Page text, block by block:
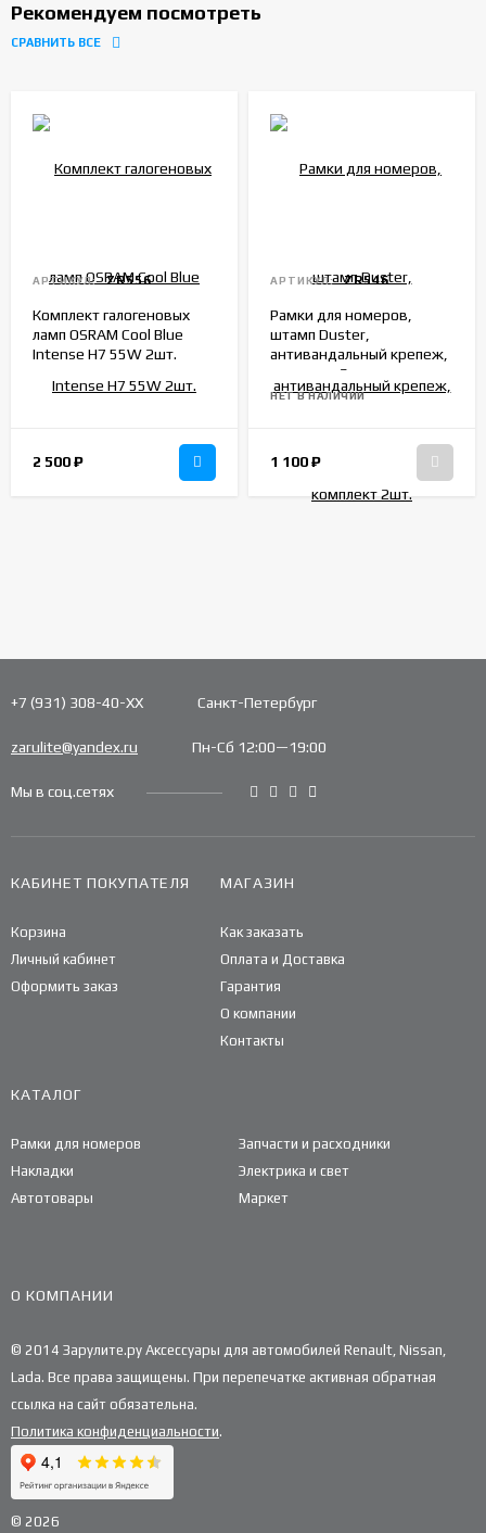
Рекомендуем посмотреть
СРАВНИТЬ ВСЕ
АРТИКУЛ: ZR556
Комплект галогеновых
ламп OSRAM Cool Blue
Intense H7 55W 2шт.
2 500₽
АРТИКУЛ: ZR546
Рамки для номеров,
штамп Duster,
антивандальный крепеж,
комплект 2шт.
нержавеющая сталь
НЕТ В НАЛИЧИИ
1 100₽
+7 (931) 308-40-ХХ Санкт-Петербург
zarulite@yandex.ru Пн-Сб 12:00—19:00
Мы в соц.сетях
КАБИНЕТ ПОКУПАТЕЛЯ
Корзина
Личный кабинет
Оформить заказ
МАГАЗИН
Как заказать
Оплата и Доставка
Гарантия
О компании
Контакты
КАТАЛОГ
Рамки для номеров
Накладки
Автотовары
Запчасти и расходники
Электрика и свет
Маркет
О КОМПАНИИ
© 2014 Зарулите.ру Аксессуары для автомобилей Renault, Nissan,
Lada. Все права защищены. При перепечатке активная обратная
ссылка на сайт обязательна.
Политика конфиденциальности.
© 2026